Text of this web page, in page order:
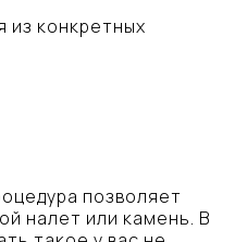
из конкретных
позволяет
налет или камень. В